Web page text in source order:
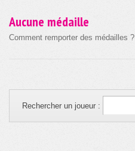
Aucune médaille
Comment remporter des médailles ?
Rechercher un joueur :